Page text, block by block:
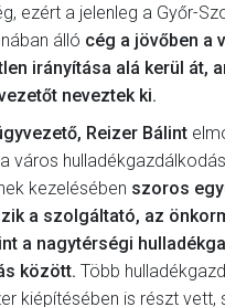
ezért a jelenleg a Győr-
álló cég a jövőben a
irányítása alá kerül át,
neveztek ki.
Reizer Bálint
város
kezelésében szoros
a szolgáltató, az
a nagytérségi
között. Több
kiépítésében is részt vett,